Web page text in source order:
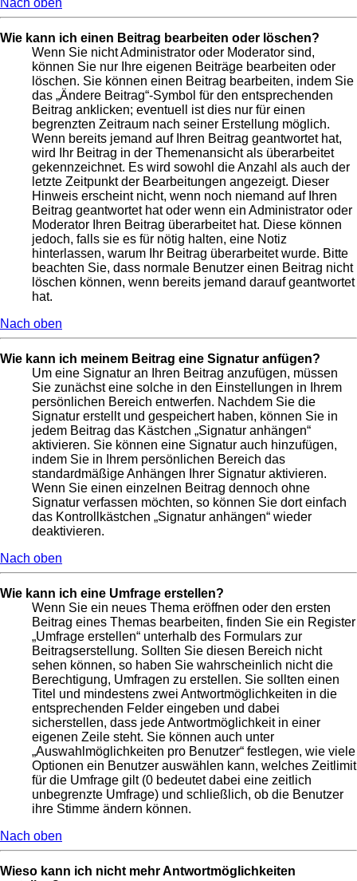
Wie kann ich einen Beitrag bearbeiten oder löschen?
Wenn Sie nicht Administrator oder Moderator sind,
können Sie nur Ihre eigenen Beiträge bearbeiten oder
löschen. Sie können einen Beitrag bearbeiten, indem Sie
das „Ändere Beitrag“-Symbol für den entsprechenden
Beitrag anklicken; eventuell ist dies nur für einen
begrenzten Zeitraum nach seiner Erstellung möglich.
Wenn bereits jemand auf Ihren Beitrag geantwortet hat,
wird Ihr Beitrag in der Themenansicht als überarbeitet
gekennzeichnet. Es wird sowohl die Anzahl als auch der
letzte Zeitpunkt der Bearbeitungen angezeigt. Dieser
Hinweis erscheint nicht, wenn noch niemand auf Ihren
Beitrag geantwortet hat oder wenn ein Administrator oder
Moderator Ihren Beitrag überarbeitet hat. Diese können
jedoch, falls sie es für nötig halten, eine Notiz
hinterlassen, warum Ihr Beitrag überarbeitet wurde. Bitte
beachten Sie, dass normale Benutzer einen Beitrag nicht
löschen können, wenn bereits jemand darauf geantwortet
hat.
Nach oben
Wie kann ich meinem Beitrag eine Signatur anfügen?
Um eine Signatur an Ihren Beitrag anzufügen, müssen
Sie zunächst eine solche in den Einstellungen in Ihrem
persönlichen Bereich entwerfen. Nachdem Sie die
Signatur erstellt und gespeichert haben, können Sie in
jedem Beitrag das Kästchen „Signatur anhängen“
aktivieren. Sie können eine Signatur auch hinzufügen,
indem Sie in Ihrem persönlichen Bereich das
standardmäßige Anhängen Ihrer Signatur aktivieren.
Wenn Sie einen einzelnen Beitrag dennoch ohne
Signatur verfassen möchten, so können Sie dort einfach
das Kontrollkästchen „Signatur anhängen“ wieder
deaktivieren.
Nach oben
Wie kann ich eine Umfrage erstellen?
Wenn Sie ein neues Thema eröffnen oder den ersten
Beitrag eines Themas bearbeiten, finden Sie ein Register
„Umfrage erstellen“ unterhalb des Formulars zur
Beitragserstellung. Sollten Sie diesen Bereich nicht
sehen können, so haben Sie wahrscheinlich nicht die
Berechtigung, Umfragen zu erstellen. Sie sollten einen
Titel und mindestens zwei Antwortmöglichkeiten in die
entsprechenden Felder eingeben und dabei
sicherstellen, dass jede Antwortmöglichkeit in einer
eigenen Zeile steht. Sie können auch unter
„Auswahlmöglichkeiten pro Benutzer“ festlegen, wie viele
Optionen ein Benutzer auswählen kann, welches Zeitlimit
für die Umfrage gilt (0 bedeutet dabei eine zeitlich
unbegrenzte Umfrage) und schließlich, ob die Benutzer
ihre Stimme ändern können.
Nach oben
Wieso kann ich nicht mehr Antwortmöglichkeiten